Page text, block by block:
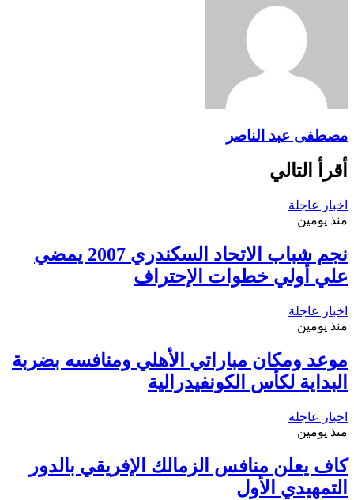
مصطفى عبد الناصر
أقرأ التالي
اخبار عاجلة
منذ يومين
نجم شباب الاتحاد السكندري 2007 يمضي
علي أولي خطوات الإحتراف
اخبار عاجلة
منذ يومين
موعد ومكان مباراتي الأهلي ومنافسه بضربة
البداية لكأس الكونفيدرالية
اخبار عاجلة
منذ يومين
كاف يعلن منافس الزمالك الإفريقي بالدور
التمهيدي الأول